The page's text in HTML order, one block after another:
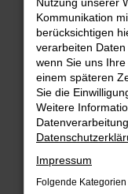
FEHLER:
Beim Laden ist
Hier sind ein
Überprüfe
Laden
Kommunikation
berücksichtigen
verarbeiten
wenn Sie uns
einem späteren
Sie die
Weitere
Impressum
Folgende